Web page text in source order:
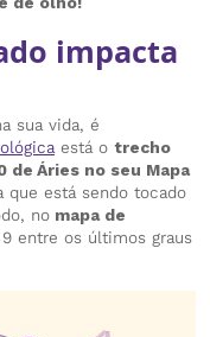
impacta
sua vida, é
está o trecho
de Áries no seu Mapa
que está sendo tocado
no mapa de
entre os últimos graus